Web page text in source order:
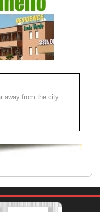
away from the city